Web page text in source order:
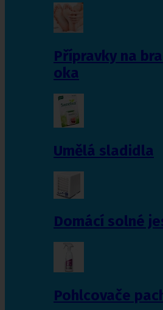
Přípravky na
oka
Umělá sladidla
Domácí solné
Pohlcovače